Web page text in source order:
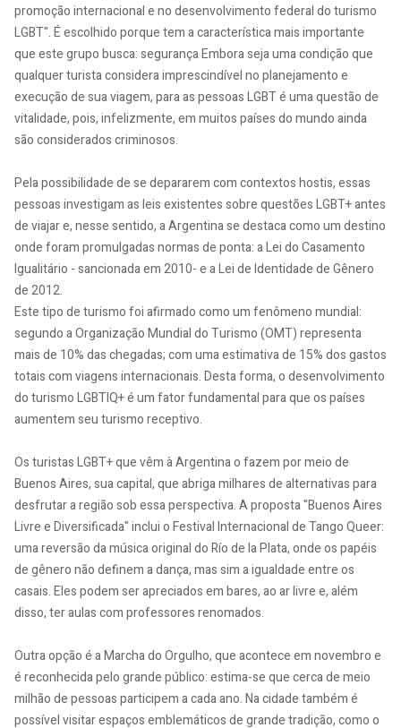
promoção internacional e no desenvolvimento federal do turismo
LGBT". É escolhido porque tem a característica mais importante
que este grupo busca: segurança Embora seja uma condição que
qualquer turista considera imprescindível no planejamento e
execução de sua viagem, para as pessoas LGBT é uma questão de
vitalidade, pois, infelizmente, em muitos países do mundo ainda
são considerados criminosos.
Pela possibilidade de se depararem com contextos hostis, essas
pessoas investigam as leis existentes sobre questões LGBT+ antes
de viajar e, nesse sentido, a Argentina se destaca como um destino
onde foram promulgadas normas de ponta: a Lei do Casamento
Igualitário - sancionada em 2010- e a Lei de Identidade de Gênero
de 2012.
Este tipo de turismo foi afirmado como um fenômeno mundial:
segundo a Organização Mundial do Turismo (OMT) representa
mais de 10% das chegadas; com uma estimativa de 15% dos gastos
totais com viagens internacionais. Desta forma, o desenvolvimento
do turismo LGBTIQ+ é um fator fundamental para que os países
aumentem seu turismo receptivo.
Os turistas LGBT+ que vêm à Argentina o fazem por meio de
Buenos Aires, sua capital, que abriga milhares de alternativas para
desfrutar a região sob essa perspectiva. A proposta "Buenos Aires
Livre e Diversificada" inclui o Festival Internacional de Tango Queer:
uma reversão da música original do Río de la Plata, onde os papéis
de gênero não definem a dança, mas sim a igualdade entre os
casais. Eles podem ser apreciados em bares, ao ar livre e, além
disso, ter aulas com professores renomados.
Outra opção é a Marcha do Orgulho, que acontece em novembro e
é reconhecida pelo grande público: estima-se que cerca de meio
milhão de pessoas participem a cada ano. Na cidade também é
possível visitar espaços emblemáticos de grande tradição, como o